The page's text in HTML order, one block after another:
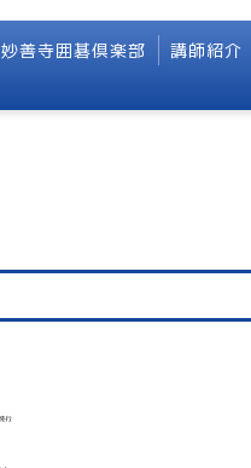
妙善寺囲碁倶楽部 講師紹介